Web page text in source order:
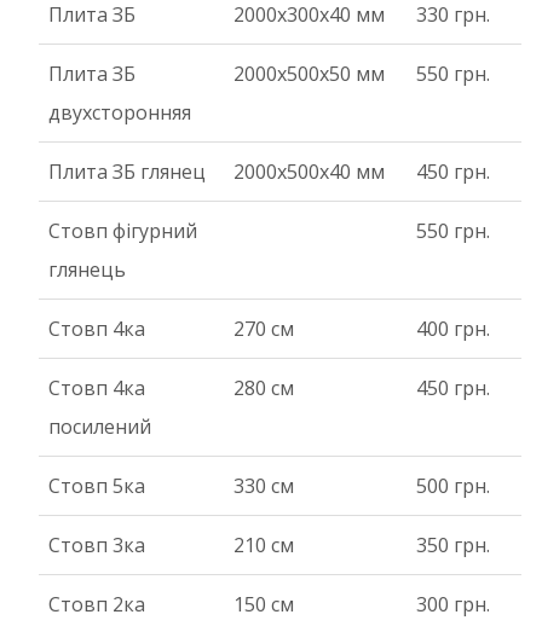
Плита ЗБ 2000x300x40 мм 330 грн.
Плита ЗБ
двухсторонняя
2000x500x50 мм 550 грн.
Плита ЗБ глянец 2000x500x40 мм 450 грн.
Стовп фігурний
глянець
550 грн.
Стовп 4ка 270 см 400 грн.
Стовп 4ка
посилений
280 см 450 грн.
Стовп 5ка 330 см 500 грн.
Стовп 3ка 210 см 350 грн.
Стовп 2ка 150 см 300 грн.